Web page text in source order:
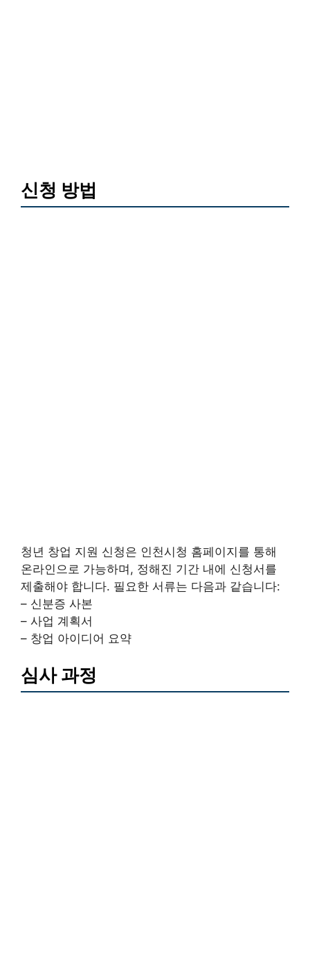
신청 방법
청년 창업 지원 신청은 인천시청 홈페이지를 통해
온라인으로 가능하며, 정해진 기간 내에 신청서를
제출해야 합니다. 필요한 서류는 다음과 같습니다:
– 신분증 사본
– 사업 계획서
– 창업 아이디어 요약
심사 과정